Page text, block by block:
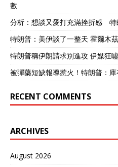
數
分析：想談又愛打充滿挫折感 特
特朗普：美伊談了一整天 霍爾木
特朗普稱伊朗請求別進攻 伊媒狂
被彈藥短缺報導惹火！特朗普：
RECENT COMMENTS
ARCHIVES
August 2026